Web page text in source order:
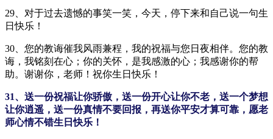
29、对于过去遗憾的事笑一笑，今天，停下来和自己说一句生
日快乐！
30、您的教诲催我风雨兼程，我的祝福与您日夜相伴。您的教
诲，我铭刻在心；你的关怀，是我感激的心；我感谢你的帮
助。谢谢你，老师！祝你生日快乐！
31、送一份祝福让你骄傲，送一份开心让你不老，送一个梦想
让你逍遥，送一份真情不要回报，再送你平安才算可靠，愿老
师心情不错生日快乐！